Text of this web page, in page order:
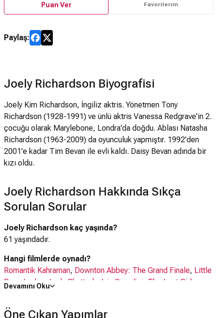
Puan Ver Favorilerim
Paylaş:
Joely Richardson Biyografisi
Joely Kim Richardson, İngiliz aktris. Yönetmen Tony
Richardson (1928-1991) ve ünlü aktris Vanessa Redgrave'in 2.
çocuğu olarak Marylebone, Londra'da doğdu. Ablası Natasha
Richardson (1963-2009) da oyunculuk yapmıştır. 1992'den
2001'e kadar Tim Bevan ile evli kaldı. Daisy Bevan adında bir
kızı oldu.
Joely Richardson Hakkında Sıkça
Sorulan Sorular
Joely Richardson kaç yaşında?
61 yaşındadır.
Hangi filmlerde oynadı?
Romantik Kahraman, Downton Abbey: The Grand Finale, Little
Bone Lodge
Lady Chatterley'nin Sevgilisi The Lost Girls
Hangi dizilerde oynadı?
Devamını Oku
Öne Çıkan Yapımlar